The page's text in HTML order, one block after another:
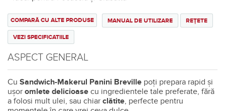
MANUAL DE UTILIZARE REȚETE
COMPARĂ CU ALTE PRODUSE
VEZI SPECIFICATIILE
ASPECT GENERAL
Cu Sandwich-Makerul Panini Breville poți prepara rapid și
ușor omlete delicioase cu ingredientele tale preferate, fără
a folosi mult ulei, sau chiar clătite, perfecte pentru